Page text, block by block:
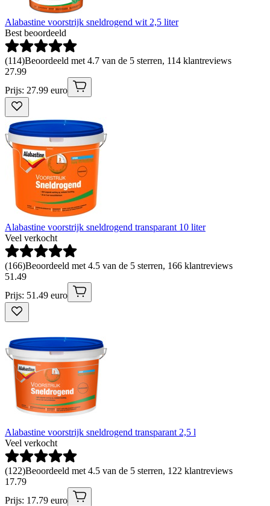
Alabastine voorstrijk sneldrogend wit 2,5 liter
Best beoordeeld
(114)Beoordeeld met 4.7 van de 5 sterren, 114 klantreviews
27.99
Prijs: 27.99 euro
Alabastine voorstrijk sneldrogend transparant 10 liter
Veel verkocht
(166)Beoordeeld met 4.5 van de 5 sterren, 166 klantreviews
51 .49
Prijs: 51.49 euro
Alabastine voorstrijk sneldrogend transparant 2,5 l
Veel verkocht
(122)Beoordeeld met 4.5 van de 5 sterren, 122 klantreviews
17.79
Prijs: 17.79 euro